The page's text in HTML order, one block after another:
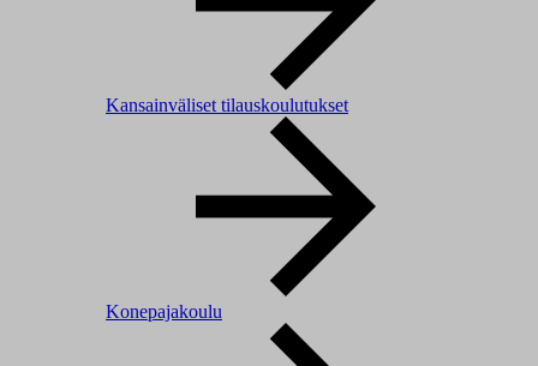
Kansainväliset tilauskoulutukset
Konepajakoulu